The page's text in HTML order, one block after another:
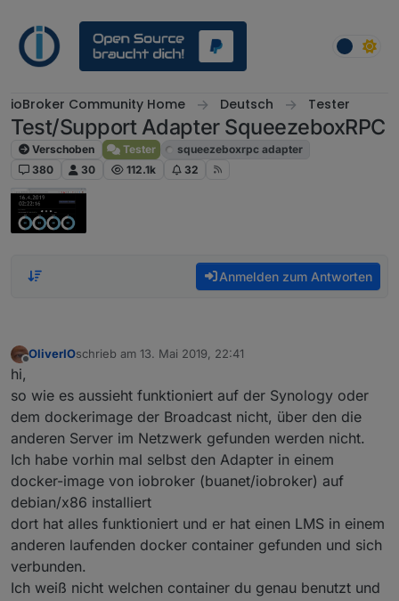
ioBroker Community Home Deutsch Tester
Test/Support Adapter SqueezeboxRPC
Verschoben Tester
squeezeboxrpc adapter
380
30 112.1k 32
Anmelden zum Antworten
OliverIOschrieb am 13. Mai 2019, 22:41
zuletzt editiert von
hi,
so wie es aussieht funktioniert auf der Synology oder
dem dockerimage der Broadcast nicht, über den die
anderen Server im Netzwerk gefunden werden nicht.
Ich habe vorhin mal selbst den Adapter in einem
docker-image von iobroker (buanet/iobroker) auf
debian/x86 installiert
dort hat alles funktioniert und er hat einen LMS in einem
anderen laufenden docker container gefunden und sich
verbunden.
Ich weiß nicht welchen container du genau benutzt und